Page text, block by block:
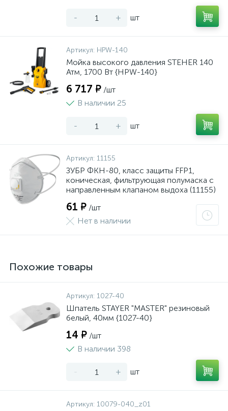
- + шт
Артикул: HPW-140
Мойка высокого давления STEHER 140
Атм, 1700 Вт {HPW-140}
6 717 ₽ /шт
В наличии 25
- + шт
Артикул: 11155
ЗУБР ФКН-80, класс защиты FFP1,
коническая, фильтрующая полумаска с
направленным клапаном выдоха (11155)
61 ₽ /шт
Нет в наличии
Похожие товары
Артикул: 1027-40
Шпатель STAYER "MASTER" резиновый
белый, 40мм {1027-40}
14 ₽ /шт
В наличии 398
- + шт
Артикул: 10079-040_z01